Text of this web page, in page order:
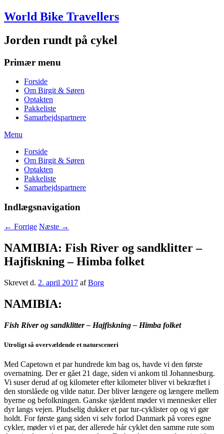
Skip
to
World Bike Travellers
Jorden rundt på cykel
Primær menu
Forside
Om Birgit & Søren
Optakten
Pakkeliste
Samarbejdspartnere
Menu
Forside
Om Birgit & Søren
Optakten
Pakkeliste
Samarbejdspartnere
Indlægsnavigation
← Forrige Næste →
NAMIBIA: Fish River og sandklitter –
Hajfiskning – Himba folket
Skrevet d. 2. april 2017 afBorg
NAMIBIA:
Fish River og sandklitter – Hajfiskning – Himba folket
Utroligt så overvældende et natursceneri
Med Capetown et par hundrede km bag os, havde vi den første
overnatning. Der er gået 21 dage, siden vi ankom til Johannesburg.
Vi suser derud af og kilometer efter kilometer bliver vi bekræftet i
den storslåede og vilde natur. Der bliver længere og længere mellem
byerne og befolkningen. Ganske sjældent møder vi mennesker eller
dyr langs vejen. Pludselig dukker et par tur-cyklister op og vi gør
holdt. For første gang siden vi selv forlod Danmark på vores egne
cykler, møder vi et par, der allerede hár cyklet den samme rute som